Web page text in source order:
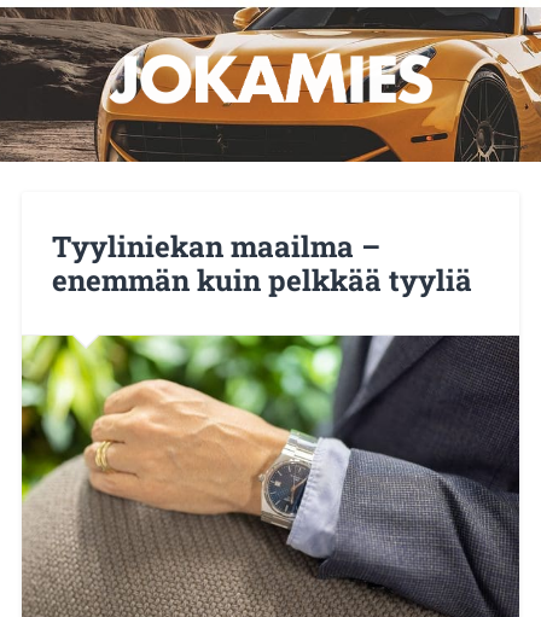
Tyyliniekan maailma –
enemmän kuin pelkkää tyyliä